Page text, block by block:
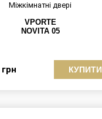
Міжкімнатні двері
VPORTE
NOVITA 05
грн КУПИТИ